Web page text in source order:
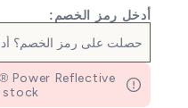
أدخل رمز الخصم:
Power Reflective
stock